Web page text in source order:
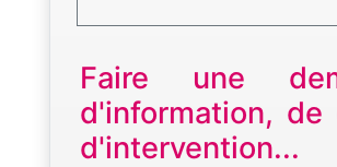
Faire une
d'information, de
d'intervention...